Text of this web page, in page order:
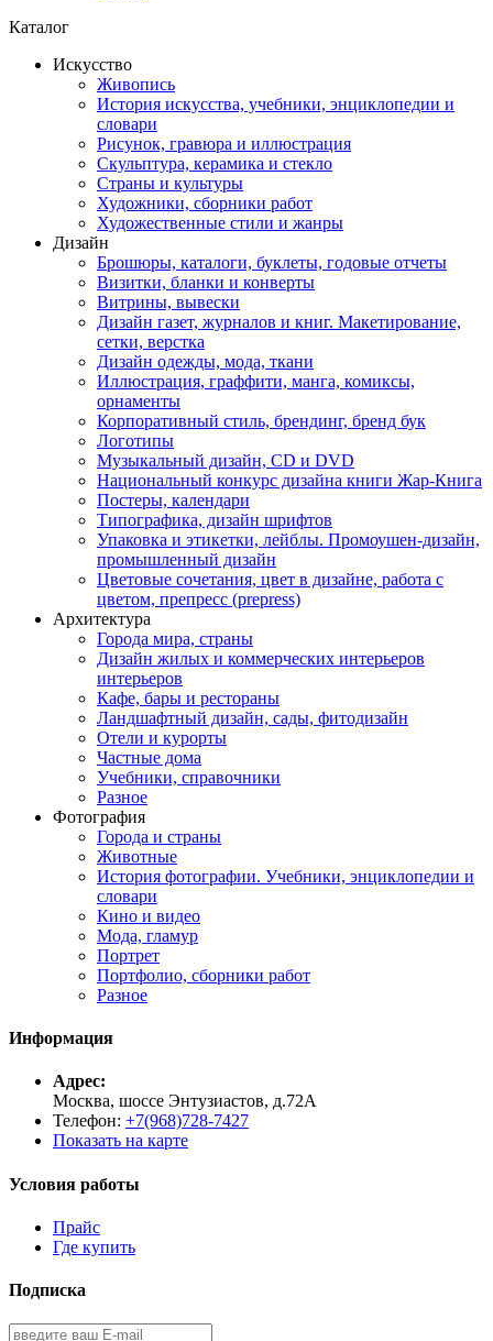
Каталог
Искусство
Живопись
История искусства, учебники, энциклопедии и
словари
Рисунок, гравюра и иллюстрация
Скульптура, керамика и стекло
Страны и культуры
Художники, сборники работ
Художественные стили и жанры
Дизайн
Брошюры, каталоги, буклеты, годовые отчеты
Визитки, бланки и конверты
Витрины, вывески
Дизайн газет, журналов и книг. Макетирование,
сетки, верстка
Дизайн одежды, мода, ткани
Иллюстрация, граффити, манга, комиксы,
орнаменты
Корпоративный стиль, брендинг, бренд бук
Логотипы
Музыкальный дизайн, СD и DVD
Национальный конкурс дизайна книги Жар-Книга
Постеры, календари
Типографика, дизайн шрифтов
Упаковка и этикетки, лейблы. Промоушен-дизайн,
промышленный дизайн
Цветовые сочетания, цвет в дизайне, работа с
цветом, препресс (prepress)
Архитектура
Города мира, страны
Дизайн жилых и коммерческих интерьеров
интерьеров
Кафе, бары и рестораны
Ландшафтный дизайн, сады, фитодизайн
Отели и курорты
Частные дома
Учебники, справочники
Разное
Фотография
Города и страны
Животные
История фотографии. Учебники, энциклопедии и
словари
Кино и видео
Мода, гламур
Портрет
Портфолио, сборники работ
Разное
Информация
Адрес:
Москва, шоссе Энтузиастов, д.72А
Телефон: +7(968)728-7427
Показать на карте
Условия работы
Прайс
Где купить
Подписка